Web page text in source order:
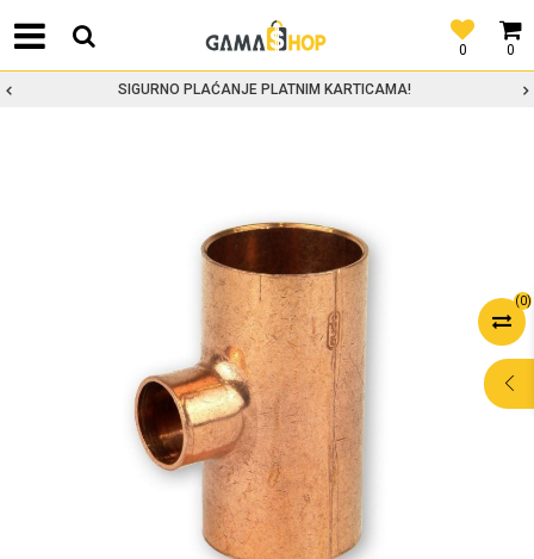
0
0
SIGURNO PLAĆANJE PLATNIM KARTICAMA!
(0)
POMOĆ PRI
KUPOVINI